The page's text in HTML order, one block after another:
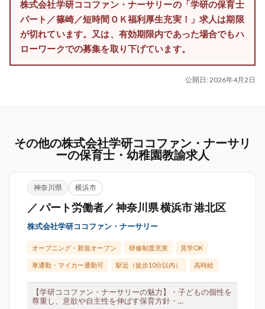
株式会社学研ココファン・ナーサリーの「学研の保育士
パート／篠崎／短時間ＯＫ福利厚生充実！」求人は期限
が切れています。又は、有効期限内であった場合でもハ
ローワークでの募集を取り下げています。
公開日: 2026年4月2日
その他の株式会社学研ココファン・ナーサリ
ーの保育士・幼稚園教諭求人
神奈川県 横浜市
／ パート労働者／ 神奈川県 横浜市 港北区
株式会社学研ココファン・ナーサリー
オープニング・新規オープン 研修制度充実 見学OK
車通勤・マイカー通勤可 駅近（徒歩10分以内） 高時給
【学研ココファン・ナーサリーの魅力】・子どもの個性を
尊重し、意欲や自主性を伸ばす保育方針・...